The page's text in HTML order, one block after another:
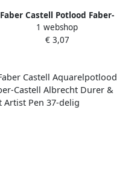
Faber Castell Potlood Faber-
grafiet Jumbo Unicorn HB
paars
1 webshop
€ 3,07